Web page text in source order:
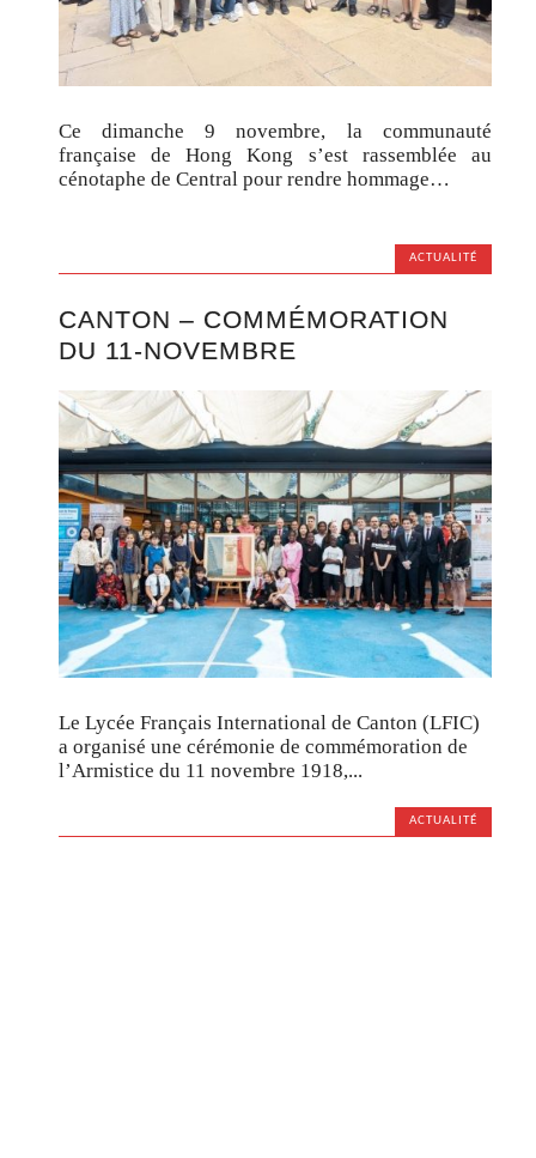
Ce dimanche 9 novembre, la communauté
française de Hong Kong s’est rassemblée au
cénotaphe de Central pour rendre hommage…
ACTUALITÉ
CANTON – COMMÉMORATION
DU 11-NOVEMBRE
Le Lycée Français International de Canton (LFIC)
a organisé une cérémonie de commémoration de
l’Armistice du 11 novembre 1918,...
ACTUALITÉ